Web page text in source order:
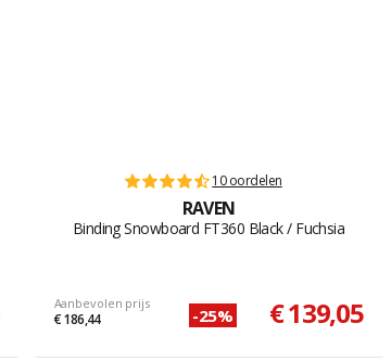
10 oordelen
RAVEN
Binding Snowboard FT360 Black / Fuchsia
Aanbevolen prijs
€ 186,44 -25% € 139,05